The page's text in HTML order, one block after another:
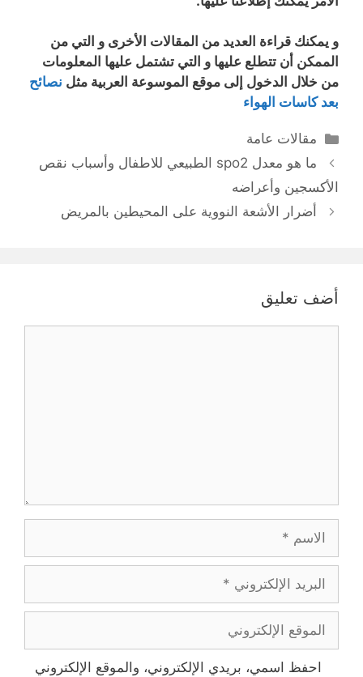
و يمكنك قراءة العديد من المقالات الأخرى و التي من
الممكن أن تتطلع عليها و التي تشتمل عليها المعلومات
من خلال الدخول إلى موقع الموسوعة العربية مثل نصائح
بعد كاسات الهواء
التصنيفات
مقالات عامة
ما هو معدل spo2 الطبيعي للاطفال وأسباب نقص
الأكسجين وأعراضه
أضرار الأشعة النووية على المحيطين بالمريض
أضف تعليق
الاسم
البريد
الإلكتروني
الموقع
الإلكتروني
احفظ اسمي، بريدي الإلكتروني، والموقع الإلكتروني